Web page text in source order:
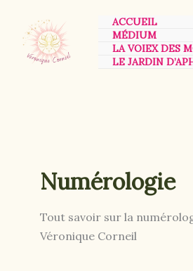
contenu
ACCUEIL
MÉDIUM
LA VOIEX DES
LE JARDIN
Numérologie
Tout savoir sur la
Véronique Corneil